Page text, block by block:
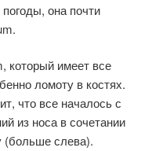
она почти
который имеет все
ломоту в костях.
что все началось с
из носа в сочетании
(больше слева).